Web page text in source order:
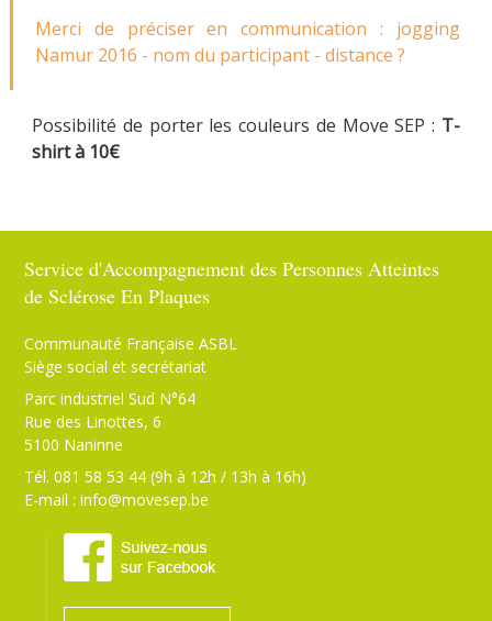
Merci de préciser en communication : jogging
Namur 2016 - nom du participant - distance ?
Possibilité de porter les couleurs de Move SEP : T-
shirt à 10€
Service d'Accompagnement des Personnes Atteintes
de Sclérose En Plaques
Communauté Française ASBL
Siège social et secrétariat
Parc industriel Sud N°64
Rue des Linottes, 6
5100 Naninne
Tél. 081 58 53 44 (9h à 12h / 13h à 16h)
E-mail :info@movesep.be